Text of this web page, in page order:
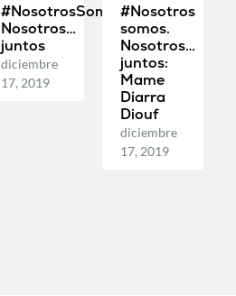
#NosotrosSomos.
Nosotros…
juntos
diciembre
17, 2019
#Nosotros
somos.
Nosotros…
juntos:
Mame
Diarra
Diouf
diciembre
17, 2019